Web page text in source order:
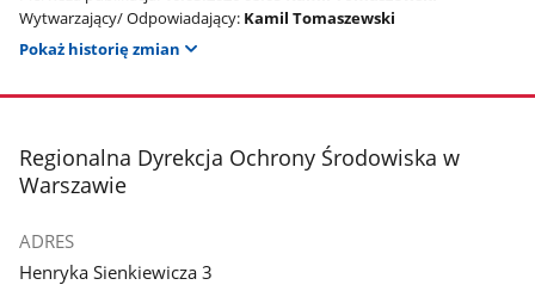
Wytwarzający/ Odpowiadający: Kamil Tomaszewski
Pokaż historię zmian
stopka
Regionalna Dyrekcja Ochrony Środowiska w
Warszawie
ADRES
Henryka Sienkiewicza 3